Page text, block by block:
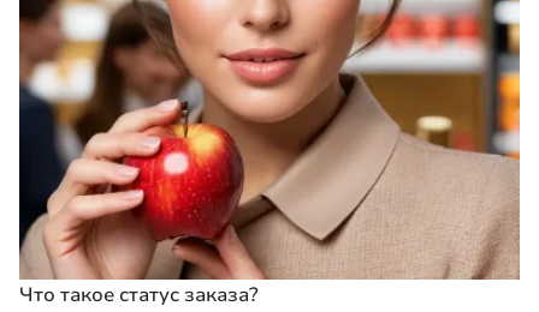
Что такое статус заказа?